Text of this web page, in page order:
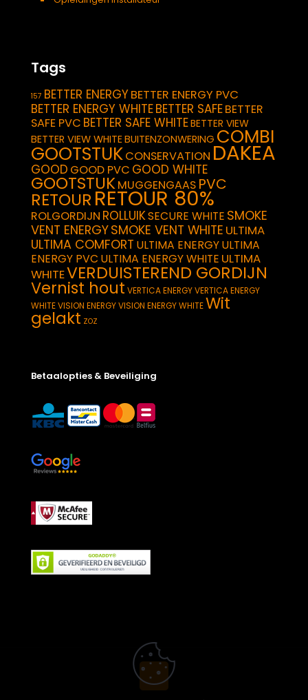
Tags
157 BETTER ENERGYBETTER ENERGY PVC
BETTER ENERGY WHITEBETTER SAFEBETTER
SAFE PVC BETTER SAFE WHITEBETTER VIEW
BETTER VIEW WHITEBUITENZONWERING COMBI
GOOTSTUKCONSERVATION DAKEA
GOOD GOOD PVC GOOD WHITE
GOOTSTUKMUGGENGAAS PVC
RETOUR RETOUR 80%
ROLGORDIJN ROLLUIKSECURE WHITE SMOKE
VENT ENERGYSMOKE VENT WHITE ULTIMA
ULTIMA COMFORT ULTIMA ENERGYULTIMA
ENERGY PVC ULTIMA ENERGY WHITE ULTIMA
WHITEVERDUISTEREND GORDIJN
Vernist hout VERTICA ENERGYVERTICA ENERGY
WHITEVISION ENERGYVISION ENERGY WHITEWit
gelakt ZOZ
Betaalopties & Beveiliging